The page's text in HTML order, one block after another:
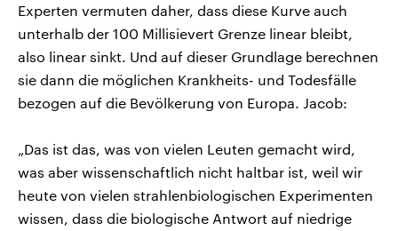
Experten vermuten daher, dass diese Kurve auch
unterhalb der 100 Millisievert Grenze linear bleibt,
also linear sinkt. Und auf dieser Grundlage berechnen
sie dann die möglichen Krankheits- und Todesfälle
bezogen auf die Bevölkerung von Europa. Jacob:
„Das ist das, was von vielen Leuten gemacht wird,
was aber wissenschaftlich nicht haltbar ist, weil wir
heute von vielen strahlenbiologischen Experimenten
wissen, dass die biologische Antwort auf niedrige